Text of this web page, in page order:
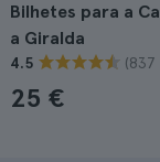
Bilhetes para a
a Giralda
4.5 (837
25 €